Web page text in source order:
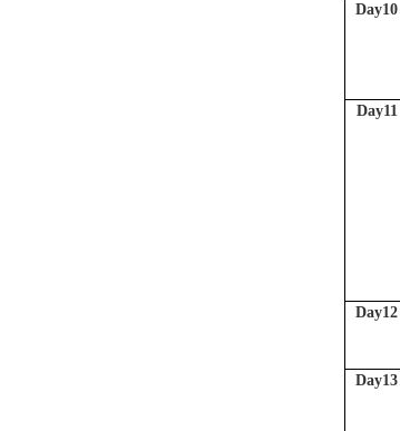
Day10
Day11
Day12
Day13